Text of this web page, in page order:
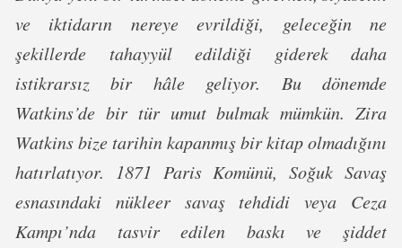
ve iktidarın nereye evrildiği, geleceğin ne
şekillerde tahayyül edildiği giderek daha
istikrarsız bir hâle geliyor. Bu dönemde
Watkins’de bir tür umut bulmak mümkün. Zira
Watkins bize tarihin kapanmış bir kitap olmadığını
hatırlatıyor. 1871 Paris Komünü, Soğuk Savaş
esnasındaki nükleer savaş tehdidi veya Ceza
Kampı’nda tasvir edilen baskı ve şiddet